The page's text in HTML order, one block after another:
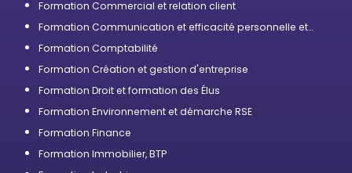
Formation Commercial et relation client
Formation Communication et efficacité personnelle et
Formation Comptabilité
Formation Création et gestion d'entreprise
Formation Droit et formation des Élus
Formation Environnement et démarche RSE
Formation Finance
Formation Immobilier, BTP